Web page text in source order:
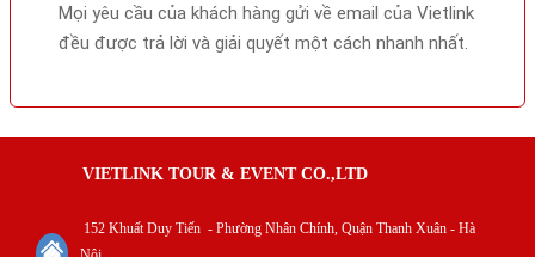
Mọi yêu cầu của khách hàng gửi về email của Vietlink
đều được trả lời và giải quyết một cách nhanh nhất.
VIETLINK TOUR & EVENT CO.,LTD
152 Khuất Duy Tiến - Phường Nhân Chính, Quận Thanh Xuân - Hà